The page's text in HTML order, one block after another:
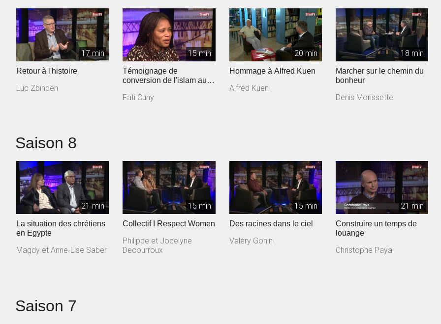
17 min
Retour à l'histoire
Luc Zbinden
15 min
Témoignage de
conversion de l'islam au
Fati Cuny
20 min
Hommage à Alfred Kuen
Alfred Kuen
18 min
Marcher sur le chemin du
bonheur
Denis Morissette
Saison 8
21 min
La situation des chrétiens
en Egypte
Magdy et Anne-Lise Saber
15 min
Collectif I Respect Women
Philippe et Jocelyne
Decourroux
15 min
Des racines dans le ciel
Valéry Gonin
21 min
Construire un temps de
louange
Christophe Paya
Saison 7